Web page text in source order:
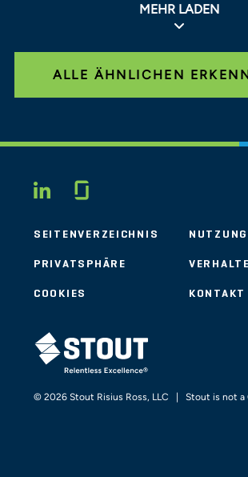
MEHR LADEN
ALLE ÄHNLICHEN
LINKEDIN
SEITENVERZEICHNIS
PRIVATSPHÄRE
COOKIES KONTAKT
STOUT LOGO
© 2026 Stout Risius Ross, LLC | Stout is not a